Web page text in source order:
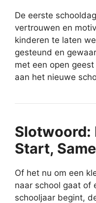
De eerste
vertrouwen en
kinderen te laten
gesteund en
met een open
aan het nieuwe
Slotwoord:
Start,
Of het nu om een
naar school gaat of
schooljaar begint,